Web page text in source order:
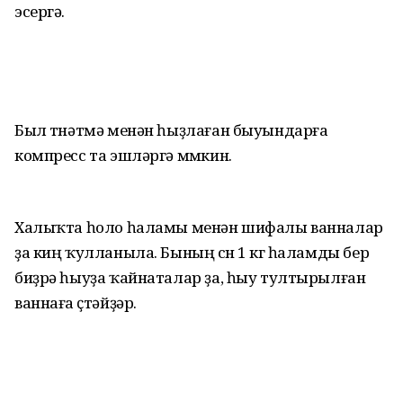
эсергә.
Был төнәтмә менән һыҙлаған быуындарға
компресс та эшләргә мөмкин.
Халыҡта һоло һаламы менән шифалы ванналар
ҙа киң ҡулланыла. Бының өсөн 1 кг һаламды бер
биҙрә һыуҙа ҡайнаталар ҙа, һыу тултырылған
ваннаға өҫтәйҙәр.